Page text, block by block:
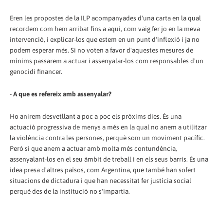
Eren les propostes de la ILP acompanyades d'una carta en la qual
recordem com hem arribat fins a aquí, com vaig fer jo en la meva
intervenció, i explicar-los que estem en un punt d'inflexió i ja no
podem esperar més. Si no voten a favor d'aquestes mesures de
mínims passarem a actuar i assenyalar-los com responsables d'un
genocidi financer.
-A que es refereix amb assenyalar?
Ho anirem desvetllant a poc a poc els pròxims dies. És una
actuació progressiva de menys a més en la qual no anem a utilitzar
la violència contra les persones, perquè som un moviment pacífic.
Però si que anem a actuar amb molta més contundència,
assenyalant-los en el seu àmbit de treball i en els seus barris. És una
idea presa d'altres països, com Argentina, que també han sofert
situacions de dictadura i que han necessitat fer justícia social
perquè des de la institució no s'impartia.